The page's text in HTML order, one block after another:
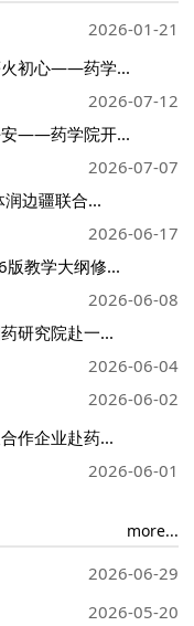
2026-01-21
火初心——药学...
2026-07-12
安——药学院开...
2026-07-07
润边疆联合...
2026-06-17
教学大纲修...
2026-06-08
研究院赴一...
2026-06-04
2026-06-02
作企业赴药...
2026-06-01
more...
2026-06-29
2026-05-20